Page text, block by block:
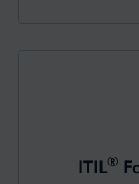
ITIL®